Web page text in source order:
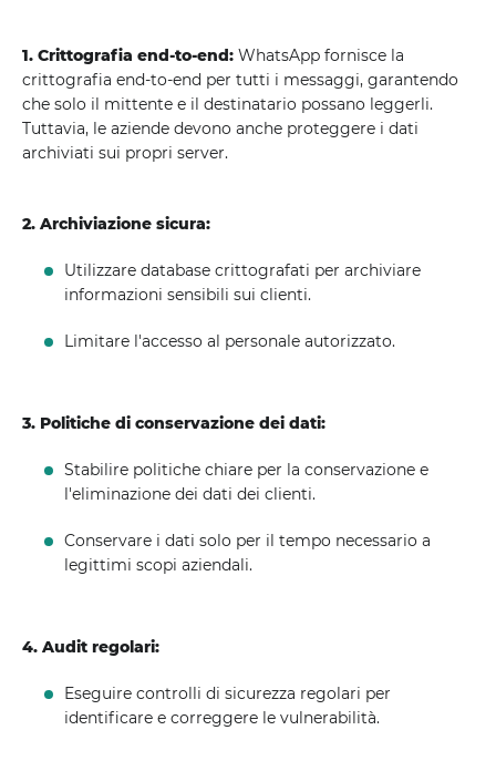
1. Crittografia end-to-end: WhatsApp fornisce la
crittografia end-to-end per tutti i messaggi, garantendo
che solo il mittente e il destinatario possano leggerli.
Tuttavia, le aziende devono anche proteggere i dati
archiviati sui propri server.
2. Archiviazione sicura:
Utilizzare database crittografati per archiviare
informazioni sensibili sui clienti.
Limitare l'accesso al personale autorizzato.
3. Politiche di conservazione dei dati:
Stabilire politiche chiare per la conservazione e
l'eliminazione dei dati dei clienti.
Conservare i dati solo per il tempo necessario a
legittimi scopi aziendali.
4. Audit regolari:
Eseguire controlli di sicurezza regolari per
identificare e correggere le vulnerabilità.